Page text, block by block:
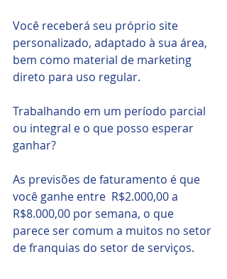
Você receberá seu próprio site
personalizado, adaptado à sua área,
bem como material de marketing
direto para uso regular.
Trabalhando em um período parcial
ou integral e o que posso esperar
ganhar?
As previsões de faturamento é que
você ganhe entre  R$2.000,00 a
R$8.000,00 por semana, o que
parece ser comum a muitos no setor
de franquias do setor de serviços.